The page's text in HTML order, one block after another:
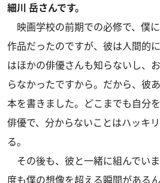
細川 岳さんです。
映画学校の前期での必修で、僕
作品だったのですが、彼は人間的
はほかの俳優さんも知らないし、
らなかったですから。だから、彼
本を書きました。どこまでも自分
俳優で、分からないことはハッキ
る。
その後も、彼と一緒に組んでい
度も僕の想像を超える瞬間がある